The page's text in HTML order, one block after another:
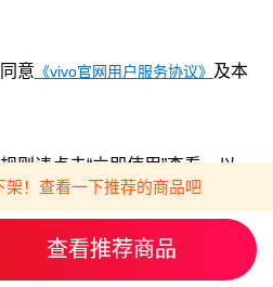
部识别
意 《vivo官网用户服务协议》 及本
则请点击“立即使用”查看，以
架！查看一下推荐的商品吧
查看推荐商品